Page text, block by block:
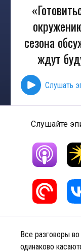
сезона
ждут
Слушать
Слушайте
Все разговоры
одинаково